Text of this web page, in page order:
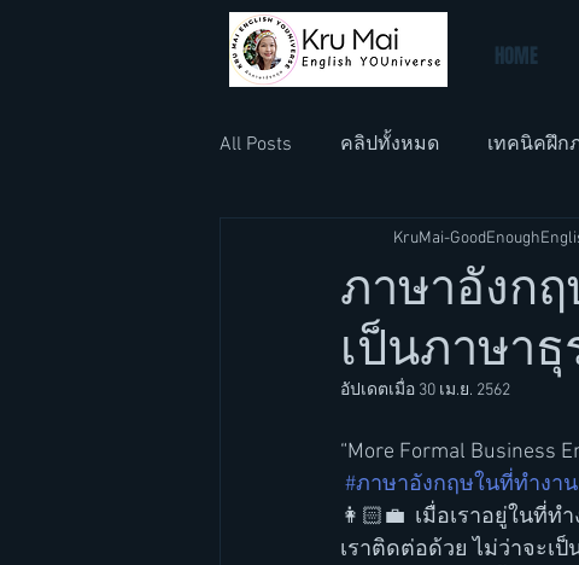
HOME
All Posts คลิปทั้งหมด เทคนิคฝึก
ภาษาอังกฤษที่ทำงาน ภาษาอัง
ภาษาอังก
เป็นภาษาธุ
KruMai-
อัปเดตเมื่อ 30 เม.ย. 2562
“More Formal Business
#ภาษาอังกฤษในที่ทำงาน
👩🏻‍💼  เมื่อเราอยู่ในที่
เราติดต่อด้วย ไม่ว่าจะเ